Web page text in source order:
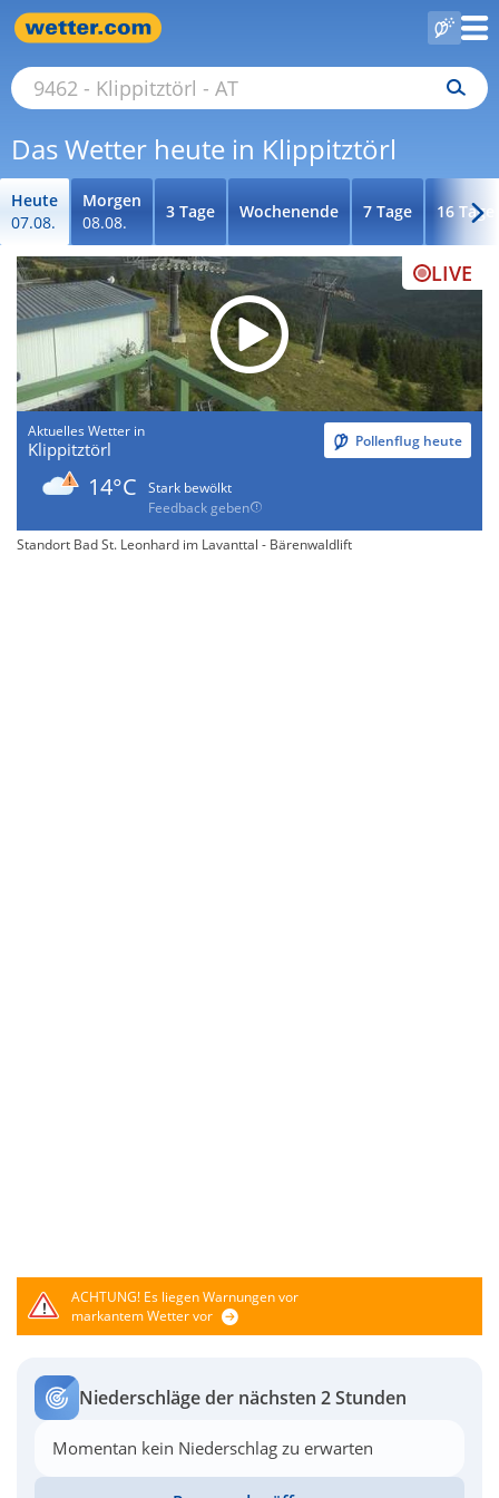
Das Wetter heute in Klippitztörl
Heute
07.08.
Morgen
08.08.
3 Tage Wochenende 7 Tage 16 Tage
LIVE
Aktuelles Wetter in
Klippitztörl Pollenflug heute
14°C
Stark bewölkt
Feedback geben
Standort Bad St. Leonhard im Lavanttal - Bärenwaldlift
ACHTUNG!Es liegen Warnungen vor
markantem Wetter vor
Niederschläge der nächsten 2 Stunden
Momentan kein Niederschlag zu erwarten